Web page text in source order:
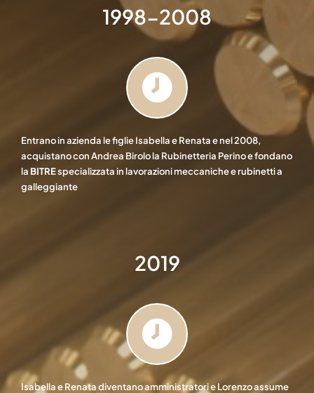
1998-2008
Entrano in azienda le figlie Isabella e Renata e nel 2008,
acquistano con Andrea Birolo la Rubinetteria Perino e fondano
laBITREspecializzata in lavorazioni meccaniche e rubinetti a
galleggiante
2019
Isabella e Renata diventano amministratori e Lorenzo assume